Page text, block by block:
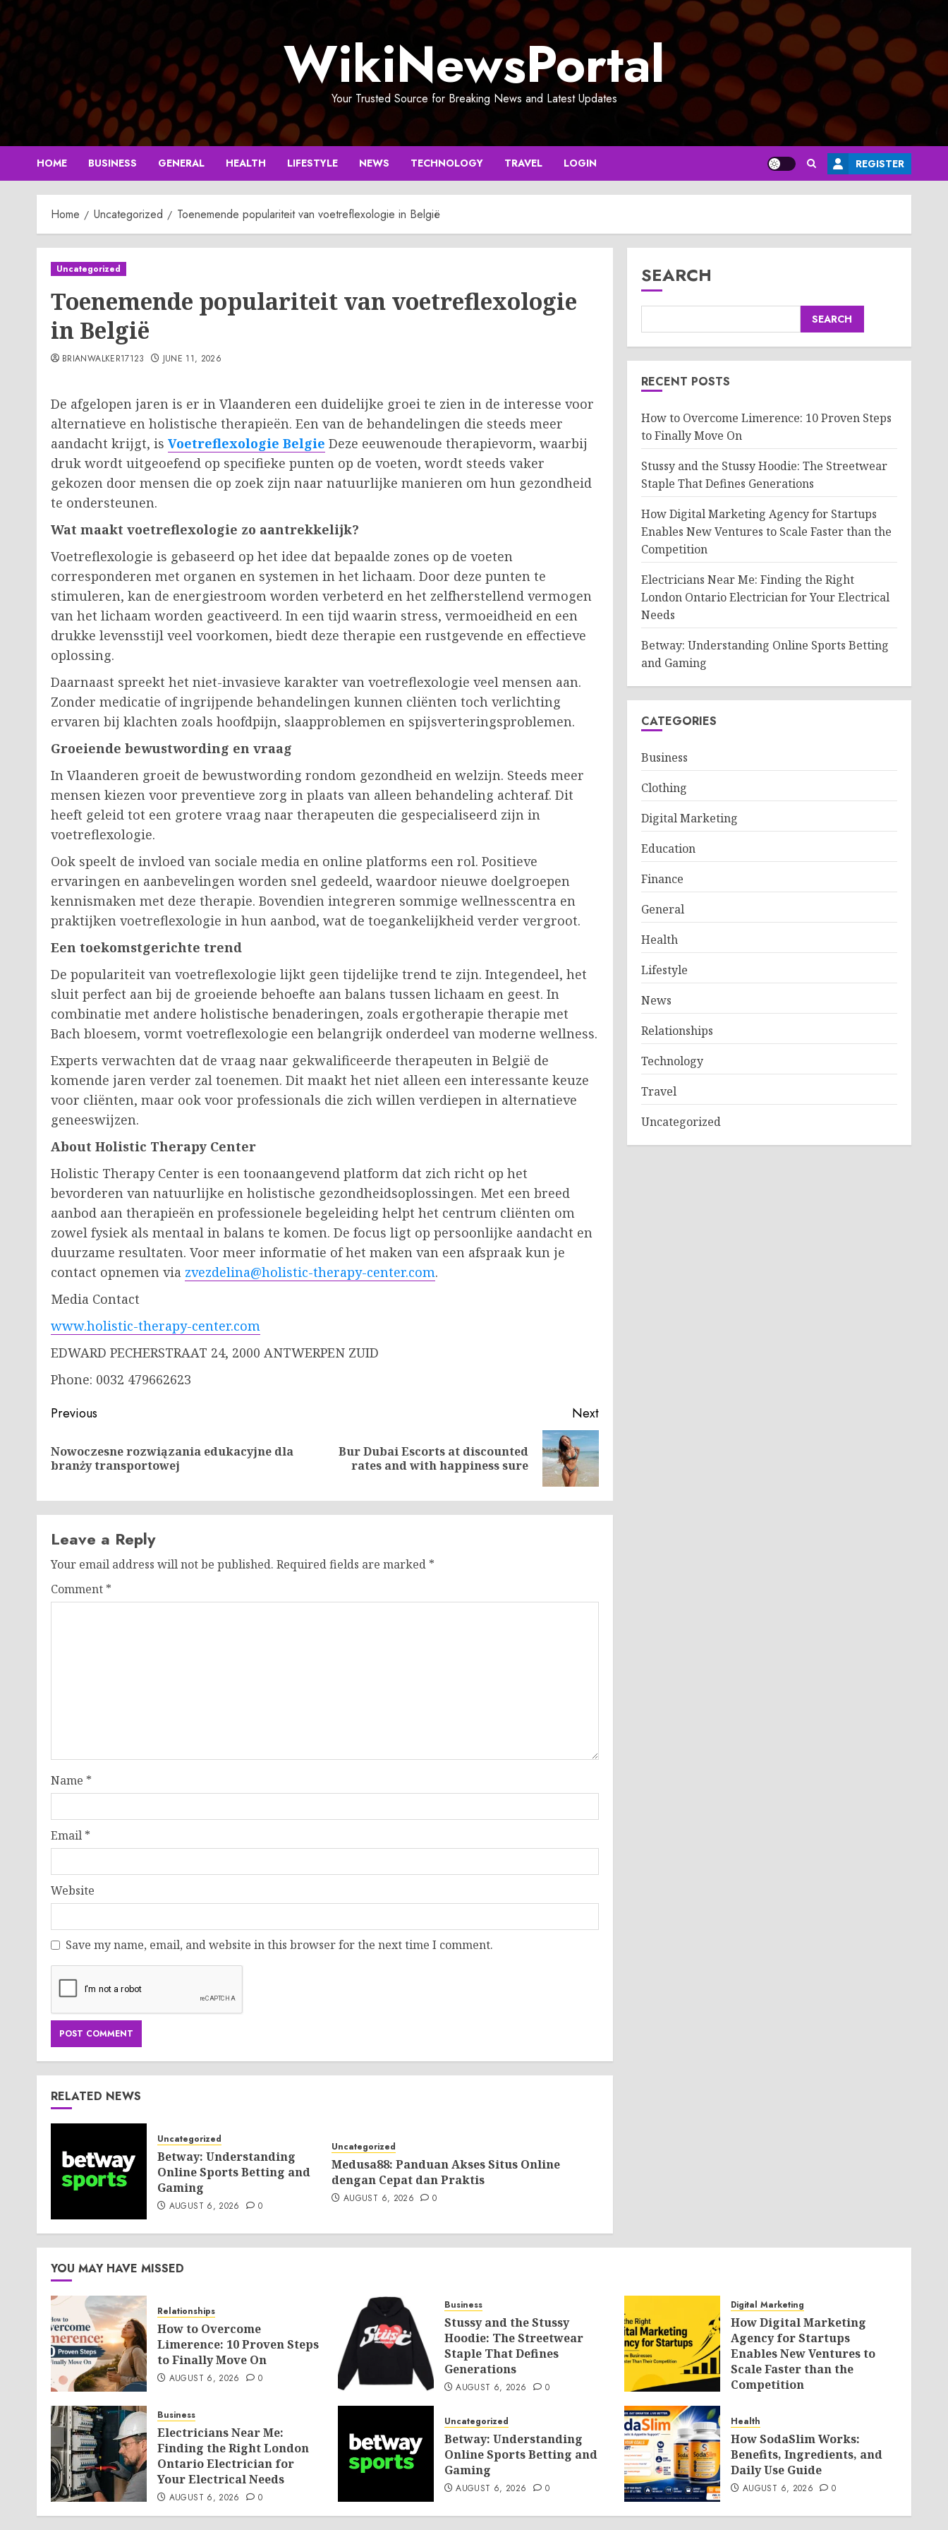
Skip
to
content
WikiNewsPortal
Your Trusted Source for Breaking News and Latest Updates
HOME BUSINESS GENERAL HEALTH LIFESTYLE NEWS TECHNOLOGY TRAVEL LOGIN REGISTER
Home Uncategorized Toenemende populariteit van voetreflexologie in België
Uncategorized
Toenemende populariteit van voetreflexologie
in België
BRIANWALKER17123 JUNE 11, 2026
De afgelopen jaren is er in Vlaanderen een duidelijke groei te zien in de interesse voor
alternatieve en holistische therapieën. Een van de behandelingen die steeds meer
aandacht krijgt, is Voetreflexologie Belgie Deze eeuwenoude therapievorm, waarbij
druk wordt uitgeoefend op specifieke punten op de voeten, wordt steeds vaker
gekozen door mensen die op zoek zijn naar natuurlijke manieren om hun gezondheid
te ondersteunen.
Wat maakt voetreflexologie zo aantrekkelijk?
Voetreflexologie is gebaseerd op het idee dat bepaalde zones op de voeten
corresponderen met organen en systemen in het lichaam. Door deze punten te
stimuleren, kan de energiestroom worden verbeterd en het zelfherstellend vermogen
van het lichaam worden geactiveerd. In een tijd waarin stress, vermoeidheid en een
drukke levensstijl veel voorkomen, biedt deze therapie een rustgevende en effectieve
oplossing.
Daarnaast spreekt het niet-invasieve karakter van voetreflexologie veel mensen aan.
Zonder medicatie of ingrijpende behandelingen kunnen cliënten toch verlichting
ervaren bij klachten zoals hoofdpijn, slaapproblemen en spijsverteringsproblemen.
Groeiende bewustwording en vraag
In Vlaanderen groeit de bewustwording rondom gezondheid en welzijn. Steeds meer
mensen kiezen voor preventieve zorg in plaats van alleen behandeling achteraf. Dit
heeft geleid tot een grotere vraag naar therapeuten die gespecialiseerd zijn in
voetreflexologie.
Ook speelt de invloed van sociale media en online platforms een rol. Positieve
ervaringen en aanbevelingen worden snel gedeeld, waardoor nieuwe doelgroepen
kennismaken met deze therapie. Bovendien integreren sommige wellnesscentra en
praktijken voetreflexologie in hun aanbod, wat de toegankelijkheid verder vergroot.
Een toekomstgerichte trend
De populariteit van voetreflexologie lijkt geen tijdelijke trend te zijn. Integendeel, het
sluit perfect aan bij de groeiende behoefte aan balans tussen lichaam en geest. In
combinatie met andere holistische benaderingen, zoals ergotherapie therapie met
Bach bloesem, vormt voetreflexologie een belangrijk onderdeel van moderne wellness.
Experts verwachten dat de vraag naar gekwalificeerde therapeuten in België de
komende jaren verder zal toenemen. Dit maakt het niet alleen een interessante keuze
voor cliënten, maar ook voor professionals die zich willen verdiepen in alternatieve
geneeswijzen.
About Holistic Therapy Center
Holistic Therapy Center is een toonaangevend platform dat zich richt op het
bevorderen van natuurlijke en holistische gezondheidsoplossingen. Met een breed
aanbod aan therapieën en professionele begeleiding helpt het centrum cliënten om
zowel fysiek als mentaal in balans te komen. De focus ligt op persoonlijke aandacht en
duurzame resultaten. Voor meer informatie of het maken van een afspraak kun je
contact opnemen via zvezdelina@holistic-therapy-center.com.
Media Contact
www.holistic-therapy-center.com
EDWARD PECHERSTRAAT 24, 2000 ANTWERPEN ZUID
Phone: 0032 479662623
Post
navigation
Previous
Previous
post:
Nowoczesne rozwiązania edukacyjne dla
branży transportowej
Next
Next
post:
Bur Dubai Escorts at discounted
rates and with happiness sure
Leave a Reply
Your email address will not be published. Required fields are marked *
Comment *
Name *
Email *
Website
Save my name, email, and website in this browser for the next time I comment.
RELATED NEWS
Uncategorized
Betway: Understanding
Online Sports Betting and
Gaming
AUGUST 6, 2026 0
Uncategorized
Medusa88: Panduan Akses Situs Online
dengan Cepat dan Praktis
AUGUST 6, 2026 0
SEARCH
SEARCH
RECENT POSTS
How to Overcome Limerence: 10 Proven Steps
to Finally Move On
Stussy and the Stussy Hoodie: The Streetwear
Staple That Defines Generations
How Digital Marketing Agency for Startups
Enables New Ventures to Scale Faster than the
Competition
Electricians Near Me: Finding the Right
London Ontario Electrician for Your Electrical
Needs
Betway: Understanding Online Sports Betting
and Gaming
CATEGORIES
Business
Clothing
Digital Marketing
Education
Finance
General
Health
Lifestyle
News
Relationships
Technology
Travel
Uncategorized
YOU MAY HAVE MISSED
Relationships
How to Overcome
Limerence: 10 Proven Steps
to Finally Move On
AUGUST 6, 2026 0
Business
Stussy and the Stussy
Hoodie: The Streetwear
Staple That Defines
Generations
AUGUST 6, 2026 0
Digital Marketing
How Digital Marketing
Agency for Startups
Enables New Ventures to
Scale Faster than the
Competition
Business
Electricians Near Me:
Finding the Right London
Ontario Electrician for
Your Electrical Needs
AUGUST 6, 2026 0
Uncategorized
Betway: Understanding
Online Sports Betting and
Gaming
AUGUST 6, 2026 0
Health
How SodaSlim Works:
Benefits, Ingredients, and
Daily Use Guide
AUGUST 6, 2026 0